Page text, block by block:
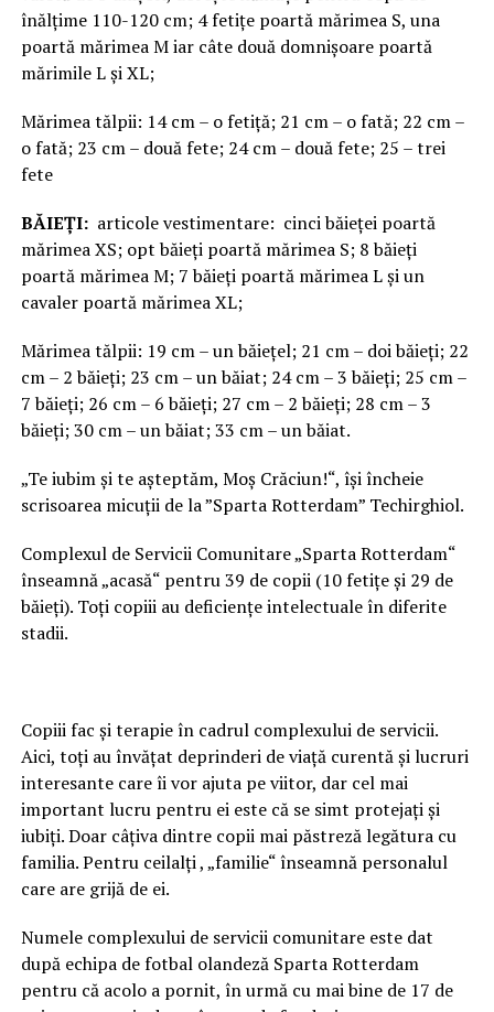
înălțime 110-120 cm; 4 fetițe poartă mărimea S, una
poartă mărimea M iar câte două domnișoare poartă
mărimile L și XL;
Mărimea tălpii: 14 cm – o fetiță; 21 cm – o fată; 22 cm –
o fată; 23 cm – două fete; 24 cm – două fete; 25 – trei
fete
BĂIEȚI: articole vestimentare: cinci băieței poartă
mărimea XS; opt băieți poartă mărimea S; 8 băieți
poartă mărimea M; 7 băieți poartă mărimea L și un
cavaler poartă mărimea XL;
Mărimea tălpii: 19 cm – un băiețel; 21 cm – doi băieți; 22
cm – 2 băieți; 23 cm – un băiat; 24 cm – 3 băieți; 25 cm –
7 băieți; 26 cm – 6 băieți; 27 cm – 2 băieți; 28 cm – 3
băieți; 30 cm – un băiat; 33 cm – un băiat.
„Te iubim și te așteptăm, Moș Crăciun!“, își încheie
scrisoarea micuții de la ”Sparta Rotterdam” Techirghiol.
Complexul de Servicii Comunitare „Sparta Rotterdam“
înseamnă „acasă“ pentru 39 de copii (10 fetițe și 29 de
băieți). Toți copiii au deficiențe intelectuale în diferite
stadii.
Copiii fac și terapie în cadrul complexului de servicii.
Aici, toți au învățat deprinderi de viață curentă și lucruri
interesante care îi vor ajuta pe viitor, dar cel mai
important lucru pentru ei este că se simt protejați și
iubiți. Doar câțiva dintre copii mai păstreză legătura cu
familia. Pentru ceilalți , „familie“ înseamnă personalul
care are grijă de ei.
Numele complexului de servicii comunitare este dat
după echipa de fotbal olandeză Sparta Rotterdam
pentru că acolo a pornit, în urmă cu mai bine de 17 de